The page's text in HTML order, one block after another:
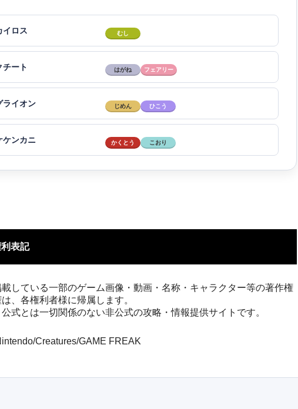
イロス むし
チート はがね フェアリー
ライオン じめん ひこう
ケンカニ かくとう こおり
表記
している一部のゲーム画像・動画・名称・キャラクター等の著作権
、各権利者様に帰属します。
式とは一切関係のない非公式の攻略・情報提供サイトです。
Creatures/GAME FREAK